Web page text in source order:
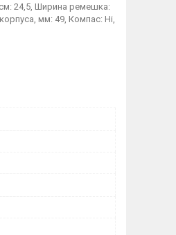
24,5, Ширина ремешка:
мм: 49, Компас: Ні,